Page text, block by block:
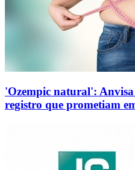
'Ozempic natural':
registro que prometiam